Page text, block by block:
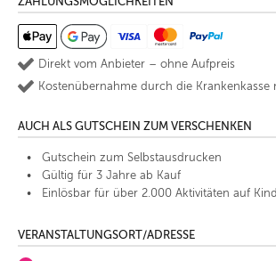
Direkt vom Anbieter – ohne Aufpreis
Kostenübernahme durch die Krankenkasse
AUCH ALS GUTSCHEIN ZUM VERSCHENKEN
Gutschein zum Selbstausdrucken
Gültig für 3 Jahre ab Kauf
Einlösbar für über 2.000 Aktivitäten auf
VERANSTALTUNGSORT/ADRESSE